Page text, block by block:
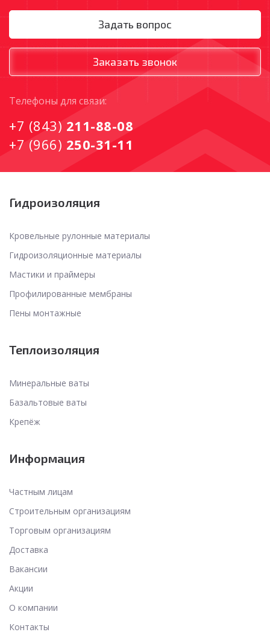
Задать вопрос
Заказать звонок
Tелефоны для связи:
+7 (843) 211-88-08
+7 (966) 250-31-11
Гидроизоляция
Кровельные рулонные материалы
Гидроизоляционные материалы
Мастики и праймеры
Профилированные мембраны
Пены монтажные
Теплоизоляция
Минеральные ваты
Базальтовые ваты
Крепёж
Информация
Частным лицам
Строительным организациям
Торговым организациям
Доставка
Вакансии
Акции
О компании
Контакты